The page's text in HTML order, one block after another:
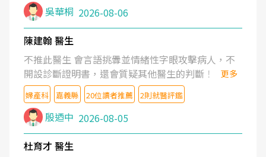
吳華桐 2026-08-06
陳建翰 醫生
不推此醫生 會言語挑釁並情緒性字眼攻擊病人，不
開設診斷證明書，還會質疑其他醫生的判斷！
更多
婦產科 嘉義縣 20位讀者推薦 2則就醫評鑑
殷迺中 2026-08-05
杜育才 醫生